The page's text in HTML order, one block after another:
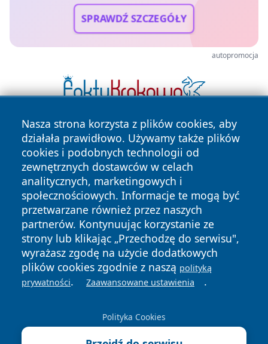
SPRAWDŹ SZCZEGÓŁY
autopromocja
Nasza strona korzysta z plików cookies, aby
działała prawidłowo. Używamy także plików
cookies i podobnych technologii od
zewnętrznych dostawców w celach
analitycznych, marketingowych i
społecznościowych. Informacje te mogą być
przetwarzane również przez naszych
partnerów. Kontynuując korzystanie ze
strony lub klikając „Przechodzę do serwisu",
wyrażasz zgodę na użycie dodatkowych
plików cookies zgodnie z naszą polityką
prywatności. Zaawansowane ustawienia .
Polityka Cookies
Copyright © 2026 pulsbydgoszczy.pl Wszystkie prawa
zastrzeżone.
News Autorzy
Polityka
Prywatności
Polityka
Cookies